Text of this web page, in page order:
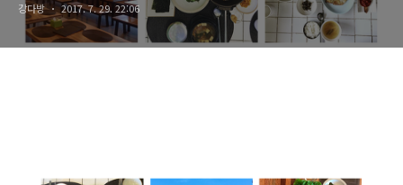
강다방 2017. 7. 29. 22:06